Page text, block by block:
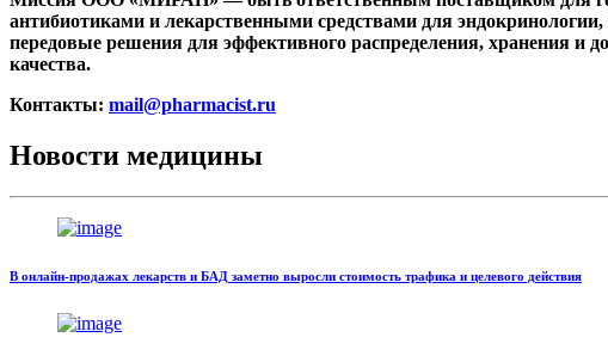
антибиотиками и лекарственными средствами для
передовые решения для эффективного распределения, хранения и
качества.
Контакты: mail@pharmacist.ru
Новости медицины
В онлайн-продажах лекарств и БАД заметно выросли стоимость трафика и целевого действия